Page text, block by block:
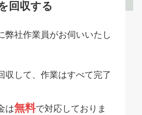
回収する
弊社作業員がお伺いいたし
収して、作業はすべて完了
は無料で対応しておりま